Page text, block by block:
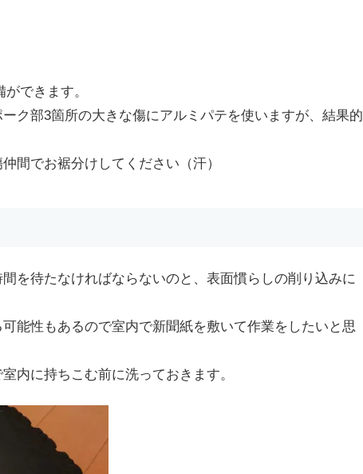
できます。
ク部3箇所の大きな傷にアルミパテを使いますが、結果的
間でお裾分けしてください（汗）
を待たなければならないのと、表面慣らしの削り込みに
能性もあるので室内で新聞紙を敷いて作業をしたいと思
室内に持ちこむ前に洗っておきます。